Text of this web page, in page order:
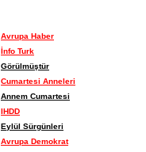
Avrupa Haber
İnfo Turk
Görülmüştür
Cumartesi Anneleri
Annem Cumartesi
IHDD
Eylül Sürgünleri
Avrupa Demokrat